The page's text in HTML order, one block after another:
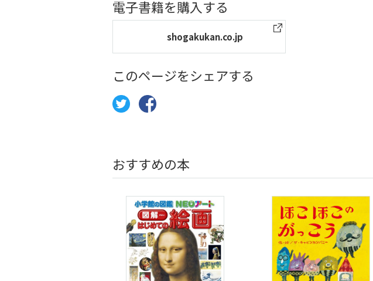
電子書籍を購入する
shogakukan.co.jp
このページをシェアする
おすすめの本